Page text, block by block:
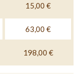
15,00 €
63,00 €
198,00 €